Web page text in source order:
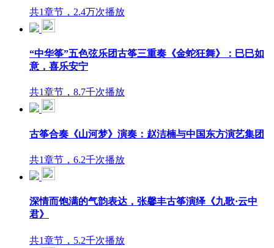
共1章节，2.4万次播放
“中华筝”五色弦乐团古筝三重奏《金蛇狂舞》：巳巳如
意，喜乐安宁
共1章节，8.7千次播放
古筝合奏《山河梦》演奏：赵洁楠与中国东方演艺集团
共1章节，6.2千次播放
深情而饱满的气韵表达，张馨丰古筝演绎《九歌·云中
君》
共1章节，5.2千次播放